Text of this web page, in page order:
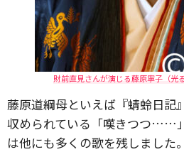
財前直見さんが演じる藤原寧子（光
藤原道綱母といえば『蜻蛉日記
収められている「嘆きつつ……
は他にも多くの歌を残しました。